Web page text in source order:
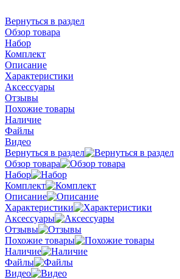
Вернуться в раздел
Обзор товара
Набор
Комплект
Описание
Характеристики
Аксессуары
Отзывы
Похожие товары
Наличие
Файлы
Видео
Вернуться в раздел
Обзор товара
Набор
Комплект
Описание
Характеристики
Аксессуары
Отзывы
Похожие товары
Наличие
Файлы
Видео